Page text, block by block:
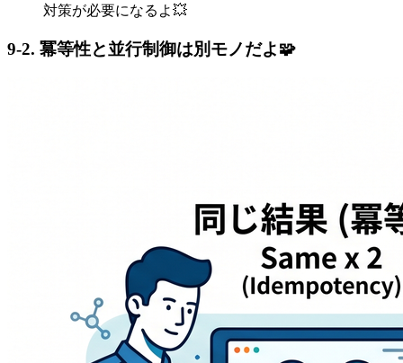
対策が必要になるよ💥
9-2. 冪等性と並行制御は別モノだよ🧩